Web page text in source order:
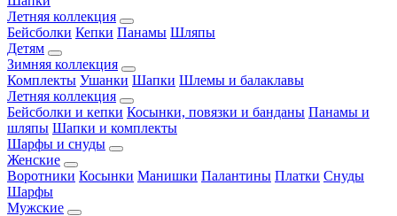
Летняя коллекция
Бейсболки Кепки Панамы Шляпы
Детям
Зимняя коллекция
Комплекты Ушанки Шапки Шлемы и балаклавы
Летняя коллекция
Бейсболки и кепки Косынки, повязки и банданы Панамы и
шляпы Шапки и комплекты
Шарфы и снуды
Женские
Воротники Косынки Манишки Палантины Платки Снуды
Шарфы
Мужские